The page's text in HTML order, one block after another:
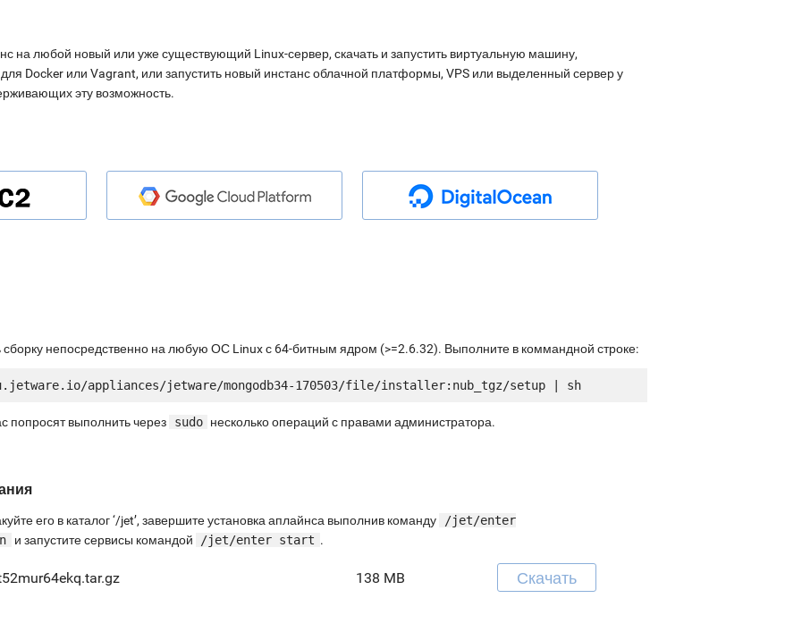
на любой новый или уже существующий Linux-сервер, скачать и запустить виртуальную машину,
Docker или Vagrant, или запустить новый инстанс облачной платформы, VPS или выделенный сервер у
эту возможность.
сборку непосредственно на любую ОС Linux с 64-битным ядром (>=2.6.32). Выполните в коммандной строке:
попросят выполнить через sudo несколько операций с правами администратора.
его в каталог ‘/jet’, завершите установка аплайнса выполнив команду
/jet/enter
и запустите сервисы командой /jet/enter start .
138 MB Скачать